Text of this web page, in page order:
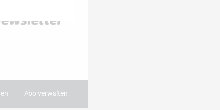
Abo verwalten